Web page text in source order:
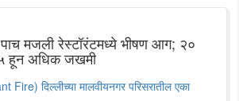
पाच मजली रेस्टॉरंटमध्ये भीषण आग; २०
हून अधिक जखमी
दिल्लीच्या मालवीयनगर परिसरातील एका